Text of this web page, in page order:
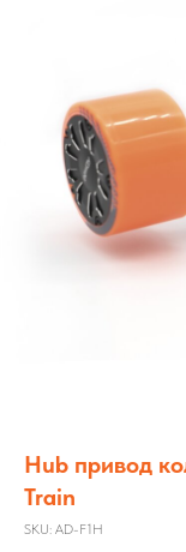
Hub привод
Train
SKU: AD-F1H